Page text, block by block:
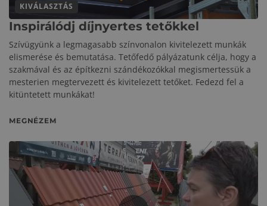
KIVÁLASZTÁS
Inspirálódj díjnyertes tetőkkel
Szívügyünk a legmagasabb színvonalon kivitelezett munkák
elismerése és bemutatása. Tetőfedő pályázatunk célja, hogy a
szakmával és az építkezni szándékozókkal megismertessük a
mesterien megtervezett és kivitelezett tetőket. Fedezd fel a
kitüntetett munkákat!
MEGNÉZEM